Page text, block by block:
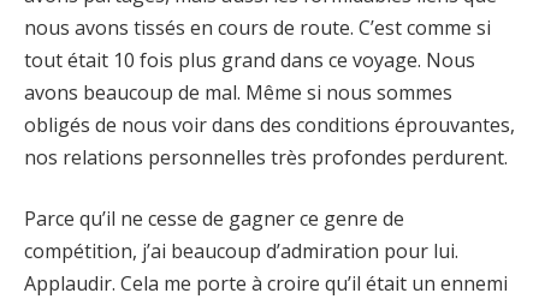
nous avons tissés en cours de route. C’est comme si
tout était 10 fois plus grand dans ce voyage. Nous
avons beaucoup de mal. Même si nous sommes
obligés de nous voir dans des conditions éprouvantes,
nos relations personnelles très profondes perdurent.
Parce qu’il ne cesse de gagner ce genre de
compétition, j’ai beaucoup d’admiration pour lui.
Applaudir. Cela me porte à croire qu’il était un ennemi